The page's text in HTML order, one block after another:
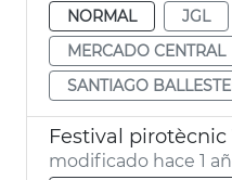
NORMAL JGL
MERCADO CENTRAL
SANTIAGO
Festival pirotècnic
modificado hace 1